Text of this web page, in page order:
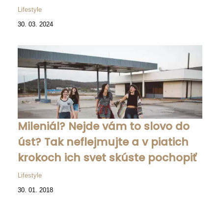
Lifestyle
30. 03. 2024
Mileniál? Nejde vám to slovo do
úst? Tak neflejmujte a v piatich
krokoch ich svet skúste pochopiť
Lifestyle
30. 01. 2018